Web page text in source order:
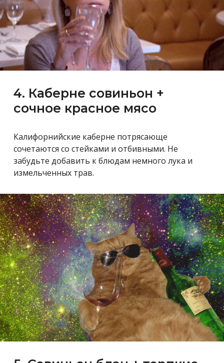
4. Каберне совиньон +
сочное красное мясо
Калифорнийские каберне потрясающе
сочетаются со стейками и отбивными. Не
забудьте добавить к блюдам немного лука и
измельченных трав.